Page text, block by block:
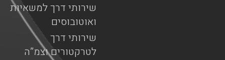
שירותי דרך למשאיות
ואוטובוסים
שירותי דרך
לטרקטורים וצמ”ה